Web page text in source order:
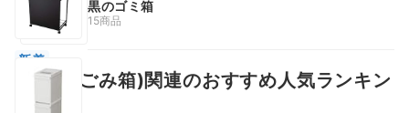
黒のゴミ箱
15商品
新着
ゴミ箱(ごみ箱)関連のおすすめ人気ランキン